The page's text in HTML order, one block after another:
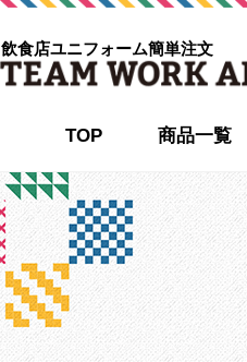
飲食店ユニフォーム簡単注文
TOP 商品一覧